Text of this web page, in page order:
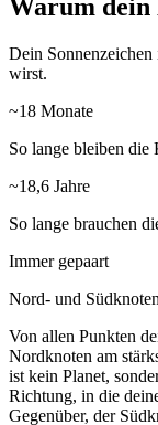
Warum dein
Dein
wirst.
~18 Monate
So lange bleiben die
~18,6 Jahre
So lange brauchen
Immer gepaart
Nord- und
Von allen Punkten
Nordknoten am
ist kein Planet,
Richtung, in die
Gegenüber, der